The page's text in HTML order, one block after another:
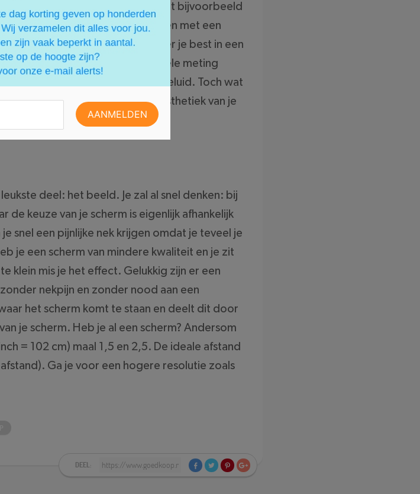
het geluid absorbeert. Laminaat bijvoorbeeld
hebt kan je ook werken met een
Wat de muren betreft investeer je best in een
te bedekken. Met een simpele meting
je tevreden bent van het geluid. Toch wat
fotopanelen voor om de esthetiek van je
deel: het beeld. Je zal al snel denken: bij
keuze van je scherm is eigenlijk afhankelijk
snel een pijnlijke nek krijgen omdat je teveel je
je een scherm van mindere kwaliteit en je zit
klein mis je het effect. Gelukkig zijn er een
nekpijn en zonder nood aan een
het scherm komt te staan en deelt dit door
je scherm. Heb je al een scherm? Andersom
= 102 cm) maal 1,5 en 2,5. De ideale afstand
Ga je voor een hogere resolutie zoals
DEEL: